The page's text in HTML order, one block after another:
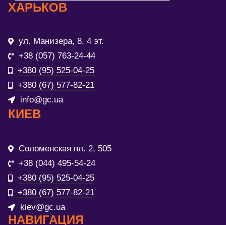
ХАРЬКОВ
ул. Манизера, 8, 4 эт.
+38 (057) 763-24-44
+380 (95) 525-04-25
+380 (67) 577-82-21
info@gc.ua
КИЕВ
Соломенская пл. 2, 505
+38 (044) 495-54-24
+380 (95) 525-04-25
+380 (67) 577-82-21
kiev@gc.ua
НАВИГАЦИЯ